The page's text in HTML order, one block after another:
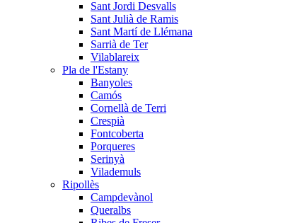
Sant Jordi Desvalls
Sant Julià de Ramis
Sant Martí de Llémana
Sarrià de Ter
Vilablareix
Pla de l'Estany
Banyoles
Camós
Cornellà de Terri
Crespià
Fontcoberta
Porqueres
Serinyà
Vilademuls
Ripollès
Campdevànol
Queralbs